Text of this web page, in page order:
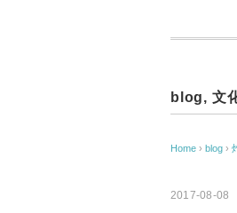
blog, 文
Home › blog ›
2017-08-08